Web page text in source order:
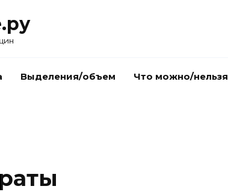
Выделения/объем Что можно/нельзя